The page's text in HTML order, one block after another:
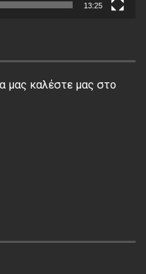
13:25
μας καλέστε μας στο